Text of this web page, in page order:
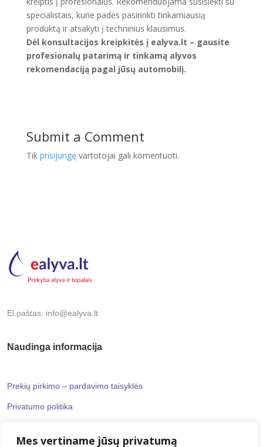
Mes vertiname jūsų privatumą
specialistais, kurie padės pasirinkti tinkamiausią
produktą ir atsakyti į techninius klausimus.
Dėl konsultacijos kreipkitės į ealyva.lt – gausite
profesionalų patarimą ir tinkamą alyvos
rekomendaciją pagal jūsų automobilį.
Submit a Comment
Tik prisijungę vartotojai gali komentuoti.
El.paštas: info@ealyva.lt
Naudinga informacija
Prekių pirkimo – pardavimo taisyklės
Privatumo politika
Informaciniai puslapiai